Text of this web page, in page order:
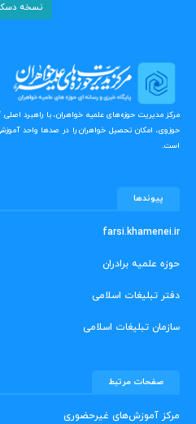
نسخه
مرکز مدیریت حوزه‌های علمیه خواهران، با راهبرد
حوزوی، امکان تحصیل خواهران را در صدها واحد
است.
پیوندها
farsi.khamenei.ir
حوزه علمیه برادران
دفتر تبلیغات اسلامی
سازمان تبلیغات اسلامی
صفحات مرتبط
مرکز آموزش‌های غیرحضوری